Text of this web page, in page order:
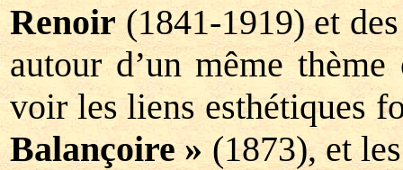
Renoir (1841-1919) et
autour d’un même
voir les liens esthétiques
Balançoire » (1873), et